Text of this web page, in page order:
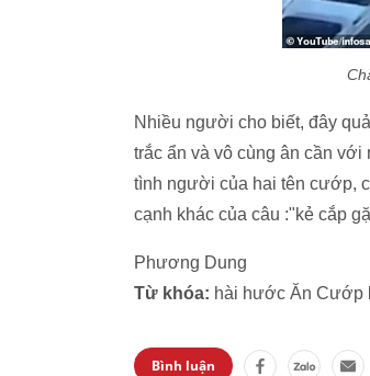
Nhiều người cho biết, đây
trắc ẩn và vô cùng ân cần
tình người của hai tên cướp,
cạnh khác của câu :"kẻ cắp
Phương Dung
Từ khóa: hài hước Ăn Cướp
Bình luận